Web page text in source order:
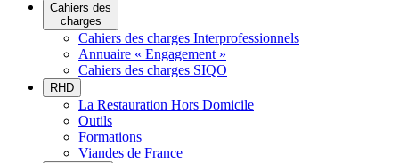
Cahiers des
charges
Cahiers des charges Interprofessionnels
Annuaire « Engagement »
Cahiers des charges SIQO
RHD
La Restauration Hors Domicile
Outils
Formations
Viandes de France